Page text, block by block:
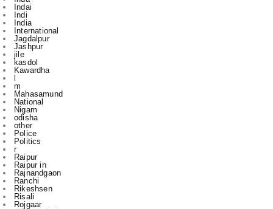
Jagdalpur
Jashpur
jile
kasdol
Kawardha
l
m
Mahasamund
National
Nigam
odisha
other
Police
Politics
r
Raipur
Raipur in
Rajnandgaon
Ranchi
Rikeshsen
Risali
Rojgaar
Santosh Rai
Sports
State
technology